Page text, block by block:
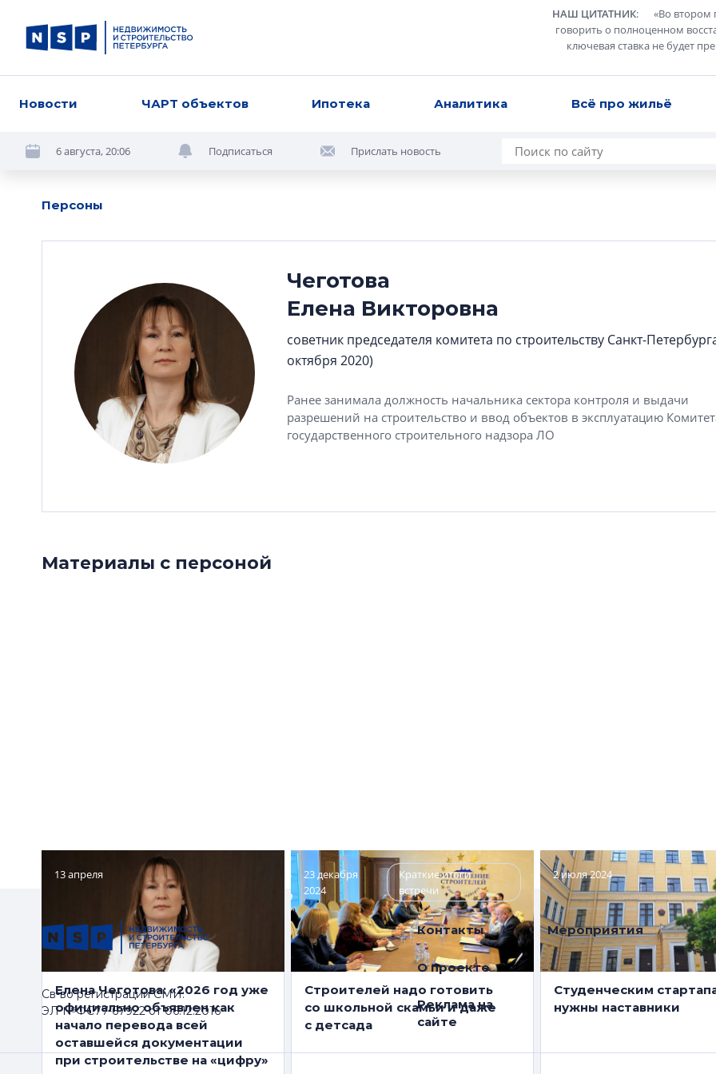
НАШ ЦИТАТНИК: «Во втором
говорить о полноценном
ключевая ставка не будет
Новости ЧАРТ объектов Ипотека Аналитика Всё про жильё
6 августа, 20:06 Подписаться Прислать новость
Персоны
Чеготова
Елена Викторовна
советник председателя комитета по строительству Санкт-
октября 2020)
Ранее занимала должность начальника сектора контроля и выдачи
разрешений на строительство и ввод объектов в эксплуатацию
государственного строительного надзора ЛО
Материалы с персоной
13 апреля
Елена Чеготова: «2026 год уже
официально объявлен как
начало перевода всей
оставшейся документации
при строительстве на «цифру»
23 декабря
2024
Краткие итоги
встречи
Строителей надо готовить
со школьной скамьи и даже
с детсада
2 июля 2024
Студенческим
нужны наставники
Св-во регистрации СМИ:
ЭЛ №ФС77-67922 от 06.12.2016
Контакты
О проекте
Реклама на
сайте
Мероприятия